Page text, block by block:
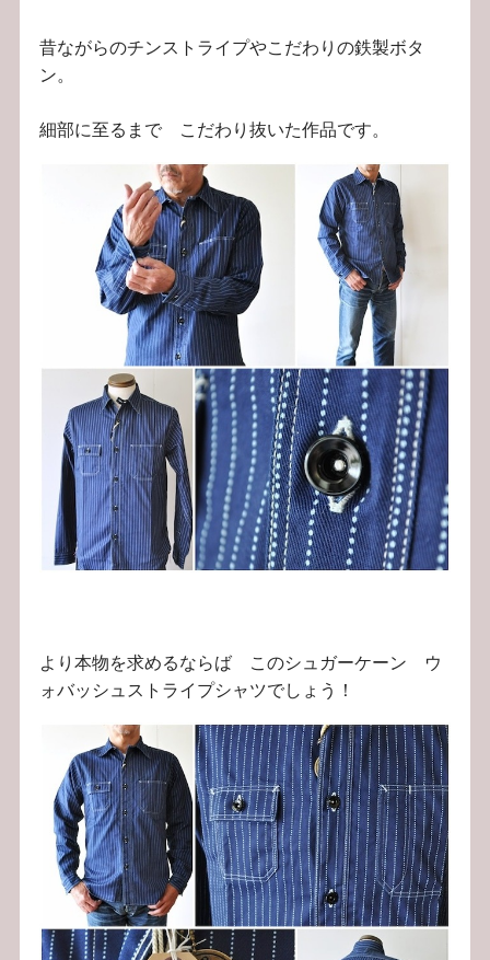
昔ながらのチンストライプやこだわりの鉄製ボタ
ン。
細部に至るまで こだわり抜いた作品です。
より本物を求めるならば このシュガーケーン ウ
ォバッシュストライプシャツでしょう！